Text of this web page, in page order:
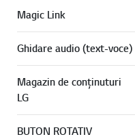
Magic Link
Ghidare audio (text-voce)
Magazin de conținuturi
LG
BUTON ROTATIV